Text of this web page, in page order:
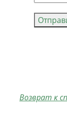
Возврат к